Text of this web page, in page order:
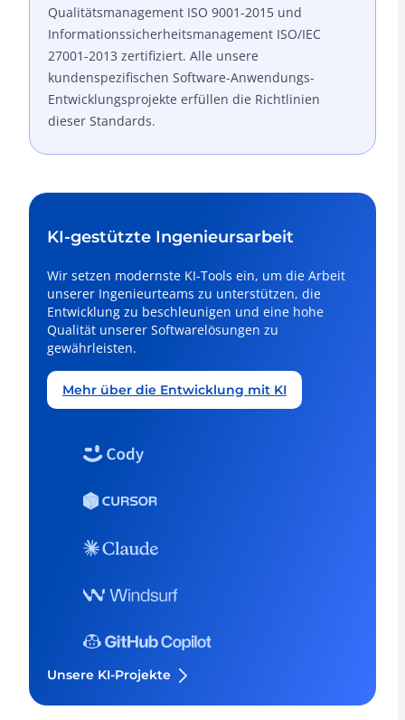
Qualitätsmanagement ISO 9001-2015 und
Informationssicherheitsmanagement ISO/IEC
27001-2013 zertifiziert. Alle unsere
kundenspezifischen Software-Anwendungs-
Entwicklungsprojekte erfüllen die Richtlinien
dieser Standards.
KI-gestützte Ingenieursarbeit
Wir setzen modernste KI-Tools ein, um die Arbeit
unserer Ingenieurteams zu unterstützen, die
Entwicklung zu beschleunigen und eine hohe
Qualität unserer Softwarelösungen zu
gewährleisten.
Mehr über die Entwicklung mit KI
Unsere KI-Projekte